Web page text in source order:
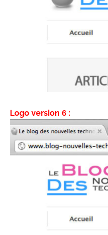
Logo version 6 :